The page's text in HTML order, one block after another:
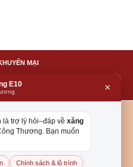
MẠI
E10 ×
là trợ lý hỏi–đáp về xăng
Thương. Bạn muốn
Chính sách & lộ trình